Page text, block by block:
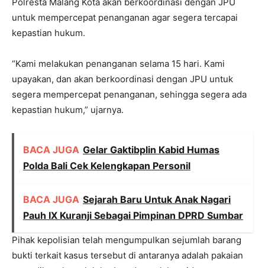
untuk mempercepat penanganan agar segera tercapai
kepastian hukum.
“Kami melakukan penanganan selama 15 hari. Kami
upayakan, dan akan berkoordinasi dengan JPU untuk
segera mempercepat penanganan, sehingga segera ada
kepastian hukum,” ujarnya.
BACA JUGA Gelar Gaktibplin Kabid Humas
Polda Bali Cek Kelengkapan Personil
BACA JUGA Sejarah Baru Untuk Anak Nagari
Pauh IX Kuranji Sebagai Pimpinan DPRD Sumbar
Pihak kepolisian telah mengumpulkan sejumlah barang
bukti terkait kasus tersebut di antaranya adalah pakaian